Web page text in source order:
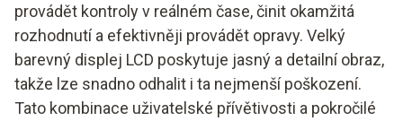
provádět kontroly v reálném čase, činit okamžitá
rozhodnutí a efektivněji provádět opravy. Velký
barevný displej LCD poskytuje jasný a detailní obraz,
takže lze snadno odhalit i ta nejmenší poškození.
Tato kombinace uživatelské přívětivosti a pokročilé